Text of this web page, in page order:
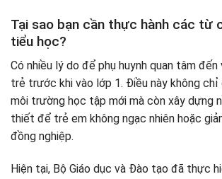
Tại sao bạn cần thực hành các từ
tiểu học?
Có nhiều lý do để phụ huynh quan tâm
trẻ trước khi vào lớp 1. Điều này không chỉ
môi trường học tập mới mà còn xây dựng
thiết để trẻ em không ngạc nhiên hoặc
đồng nghiệp.
Hiện tại, Bộ Giáo dục và Đào tạo đã thực